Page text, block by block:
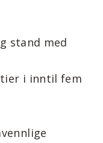
stand med
i inntil fem